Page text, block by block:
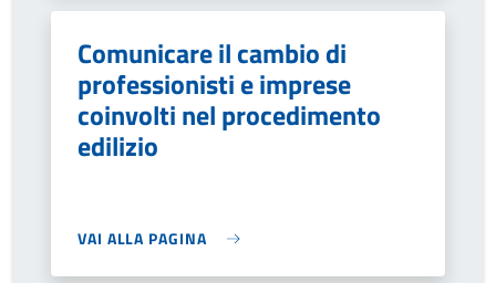
Comunicare il cambio di
professionisti e imprese
coinvolti nel procedimento
edilizio
VAI ALLA PAGINA